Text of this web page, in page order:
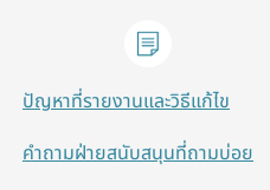
ปัญหาที่รายงานและวิธีแก้ไข
คำถามฝ่ายสนับสนุนที่ถามบ่อย